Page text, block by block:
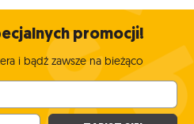
promocji!
i bądź zawsze na bieżąco